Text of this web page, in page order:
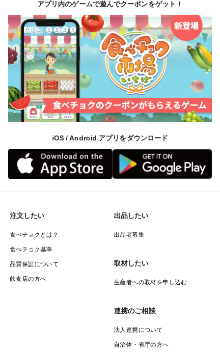
アプリ内のゲームで遊んでクーポンをゲット！
iOS / Android アプリをダウンロード
注文したい
食べチョクとは？
食べチョク基準
品質保証について
飲食店の方へ
出品したい
出品者募集
取材したい
生産者への取材を申し込む
連携のご相談
法人連携について
自治体・省庁の方へ